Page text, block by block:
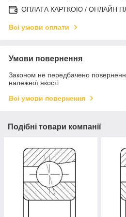
ОПЛАТА КАРТКОЮ / ОНЛАЙН
Всі умови оплати
Умови повернення
Законом не передбачено
належної якості
Всі умови повернення
Подібні товари компанії